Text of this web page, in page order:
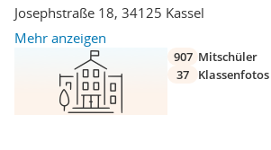
Josephstraße 18, 34125 Kassel
Mehr anzeigen
907 Mitschüler
37
Klassenfotos